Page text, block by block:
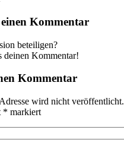
Kommentar
beteiligen?
deinen Kommentar!
Kommentar
wird nicht veröffentlicht.
* markiert